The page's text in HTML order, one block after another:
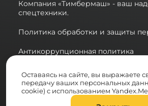
Компания «Тимбермаш» - ваш
спецтехники.
Политика обработки и защиты
Антикоррупционная политика
Сводная ведомость результатов
2025 году
Разработка
Оставаясь на сайте, вы выражаете
передачу ваших персональных
cookie) с использованием